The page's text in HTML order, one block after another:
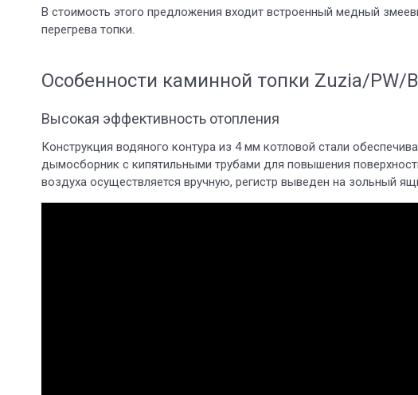
В стоимость этого предложения входит встроенный медный
перегрева топки.
Особенности каминной топки Zuzia/PW/
Высокая эффективность отопления
Конструкция водяного контура из 4 мм котловой стали
дымосборник с кипятильными трубами для повышения
воздуха осуществляется вручную, регистр выведен на зольный